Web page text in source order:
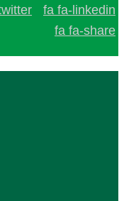
fa fa-linkedin
fa fa-share